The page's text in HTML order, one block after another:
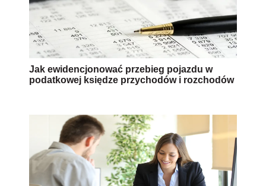
Jak ewidencjonować przebieg pojazdu w
podatkowej księdze przychodów i rozchodów